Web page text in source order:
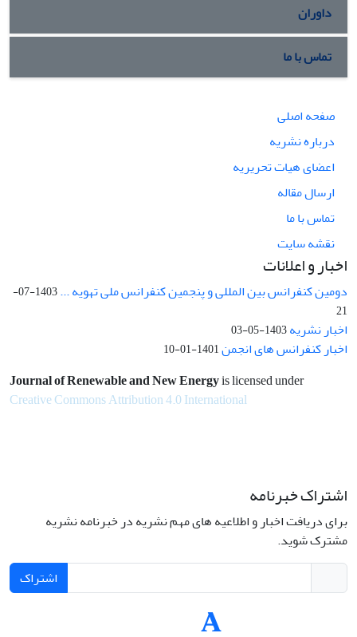
داوران
تماس با ما
صفحه اصلی
درباره نشریه
اعضای هیات تحریریه
ارسال مقاله
تماس با ما
نقشه سایت
اخبار و اعلانات
دومین کنفرانس بین المللی و پنجمین کنفرانس ملی تهویه ...
1403-07-
21
اخبار نشریه1403-05-03
اخبار کنفرانس های انجمن1401-01-10
Journal of Renewable and New Energyis licensed under
Creative Commons Attribution 4.0 International
اشتراک خبرنامه
برای دریافت اخبار و اطلاعیه های مهم نشریه در خبرنامه نشریه
مشترک شوید.
اشتراک